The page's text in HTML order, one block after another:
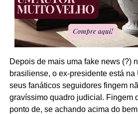
Depois de mais uma fake news (?)
brasiliense, o ex-presidente está
seus fanáticos seguidores fingem
gravíssimo quadro judicial. Fingem
ponto de, se achando acima do